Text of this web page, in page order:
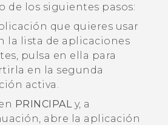
de los siguientes pasos:
que quieres usar
la lista de aplicaciones
pulsa en ella para
en la segunda
activa.
PRINCIPAL y, a
abre la aplicación